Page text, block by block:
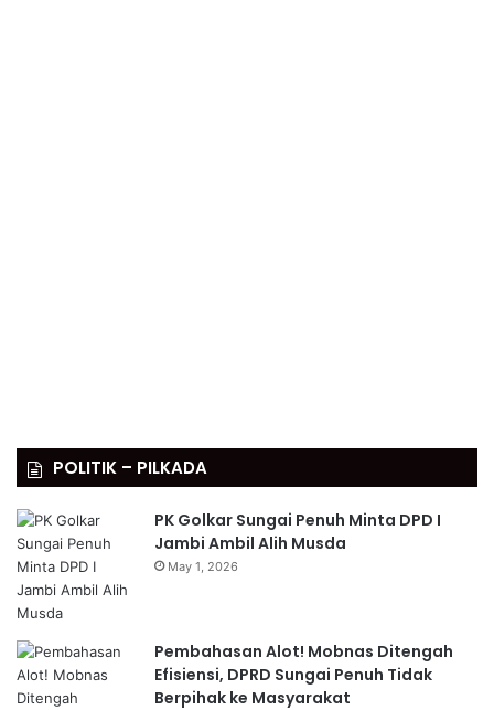
POLITIK – PILKADA
PK Golkar Sungai Penuh Minta DPD I
Jambi Ambil Alih Musda
May 1, 2026
Pembahasan Alot! Mobnas Ditengah
Efisiensi, DPRD Sungai Penuh Tidak
Berpihak ke Masyarakat